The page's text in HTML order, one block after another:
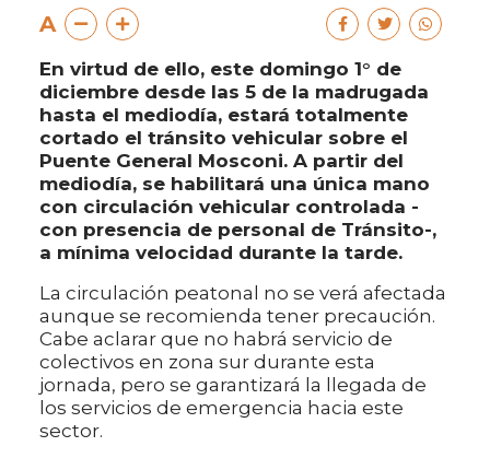
A
En virtud de ello, este domingo 1° de
diciembre desde las 5 de la madrugada
hasta el mediodía, estará totalmente
cortado el tránsito vehicular sobre el
Puente General Mosconi. A partir del
mediodía, se habilitará una única mano
con circulación vehicular controlada -
con presencia de personal de Tránsito-,
a mínima velocidad durante la tarde.
La circulación peatonal no se verá afectada
aunque se recomienda tener precaución.
Cabe aclarar que no habrá servicio de
colectivos en zona sur durante esta
jornada, pero se garantizará la llegada de
los servicios de emergencia hacia este
sector.